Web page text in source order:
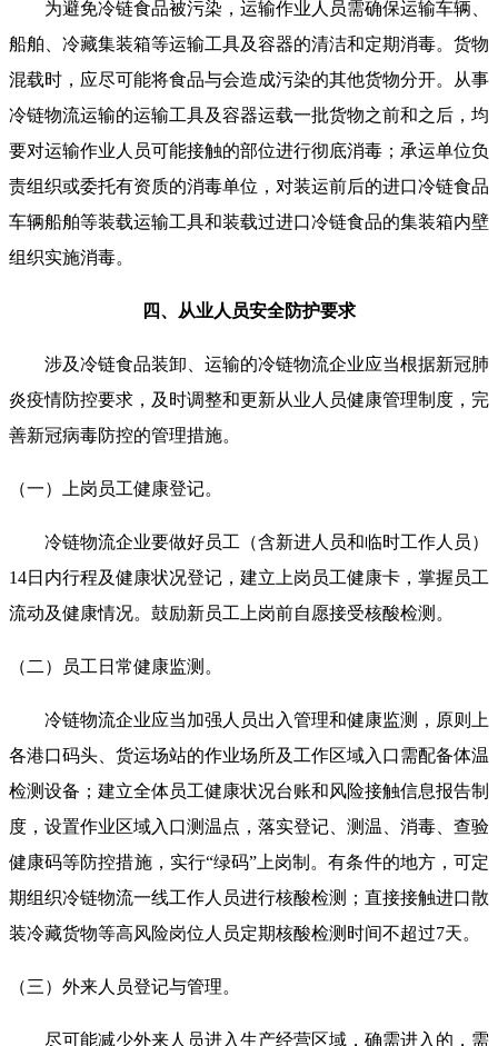
为避免冷链食品被污染，运输作业人员需确保运输车辆、
船舶、冷藏集装箱等运输工具及容器的清洁和定期消毒。货物
混载时，应尽可能将食品与会造成污染的其他货物分开。从事
冷链物流运输的运输工具及容器运载一批货物之前和之后，均
要对运输作业人员可能接触的部位进行彻底消毒；承运单位负
责组织或委托有资质的消毒单位，对装运前后的进口冷链食品
车辆船舶等装载运输工具和装载过进口冷链食品的集装箱内壁
组织实施消毒。
四、从业人员安全防护要求
涉及冷链食品装卸、运输的冷链物流企业应当根据新冠肺
炎疫情防控要求，及时调整和更新从业人员健康管理制度，完
善新冠病毒防控的管理措施。
（一）上岗员工健康登记。
冷链物流企业要做好员工（含新进人员和临时工作人员）
14日内行程及健康状况登记，建立上岗员工健康卡，掌握员工
流动及健康情况。鼓励新员工上岗前自愿接受核酸检测。
（二）员工日常健康监测。
冷链物流企业应当加强人员出入管理和健康监测，原则上
各港口码头、货运场站的作业场所及工作区域入口需配备体温
检测设备；建立全体员工健康状况台账和风险接触信息报告制
度，设置作业区域入口测温点，落实登记、测温、消毒、查验
健康码等防控措施，实行“绿码”上岗制。有条件的地方，可定
期组织冷链物流一线工作人员进行核酸检测；直接接触进口散
装冷藏货物等高风险岗位人员定期核酸检测时间不超过7天。
（三）外来人员登记与管理。
尽可能减少外来人员进入生产经营区域，确需进入的，需